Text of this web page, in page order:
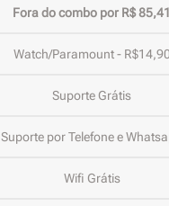
Fora do combo por R$ 85,41
Watch/Paramount - R$14,90
Suporte Grátis
Suporte por Telefone e
Wifi Grátis